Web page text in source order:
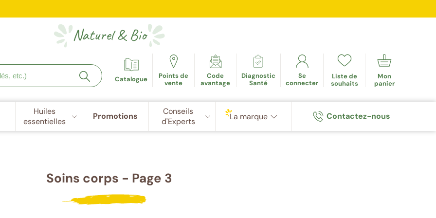
fidélité récompensée : 5€ de réduction dès 100 points cumulés
Naturel&Bio
Catalogue
Points de
vente
Code
avantage
Diagnostic
Santé
Se
connecter
Liste de
souhaits
Mon
panier
Huiles
essentielles
Promotions
Conseils
d'Experts
La marque Contactez-nous
Soins corps - Page 3